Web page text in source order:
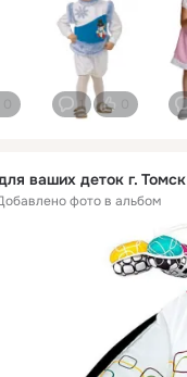
1
ваших деток г. Томск
Добавлено фото в альбом